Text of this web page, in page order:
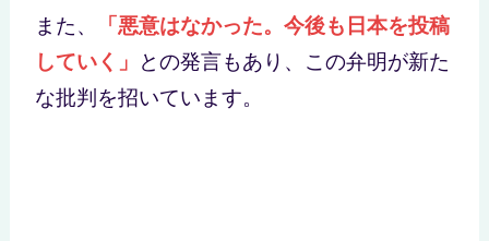
また、
「悪意はなかった。今後も日本を投稿
していく」
との発言もあり、この弁明が新た
な批判を招いています。